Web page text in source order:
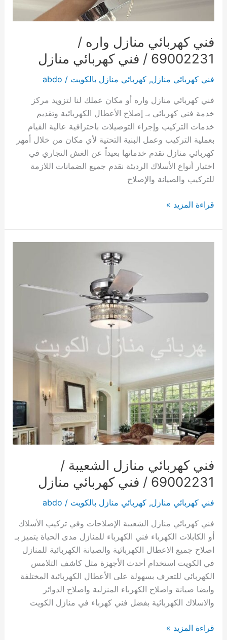
فني كهربائي منازل واره /
69002231 / فني كهربائي منازل
فني كهربائي منازل, كهربائي منازل بالكويت /
abdo
فني كهربائي منازل واره أو مكان عملك لنا لتزويد مركز
خدمة فني كهربائي بـ إصلاح الأعطال الكهربائية وتقديم
خدمات التركيب وإجراء التوصيلات باحترافية عالية القيام
بعملية التركيب وعمل البنية التحتية لأي مكان من خلال أمهر
كهربائي منازل تقدم خدماتها بعيداً عن الغش التجاري في
اختيار أنواع الأسلاك الرديئة نقدم جميع الضمانات اللازمة
للتركيب والصيانة والإصلاح
فني
منازل
واره
فني
قراءة المزيد »
فني كهربائي منازل الشعيبة /
69002231 / فني كهربائي منازل
فني كهربائي منازل, كهربائي منازل بالكويت /
abdo
فني كهربائي منازل الشعيبة الإصلاحات وفي تركيب الأسلاك
أو الكابلات الكهرباء فني الكهرباء للمنازل مدى الحياة يتميز بـ
اصلاح جميع الاعطال الكهربائية والصيانة الكهربائية للمنازل
في الكويت استخدام أحدث الأجهزة مثل كاشف التلامس
الكهربائي للتعرف بسهولة على الأعطال الكهربائية المختلفة
وايضا صيانة واصلاح الكهرباء المنزلية واصلاح الدوائر
والاسلاك الكهربائية بفضل فني كهرباء في منازل الكويت
فني
قراءة المزيد »